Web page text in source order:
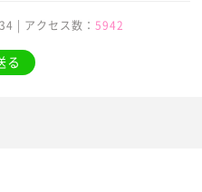
| アクセス数： 5942
る